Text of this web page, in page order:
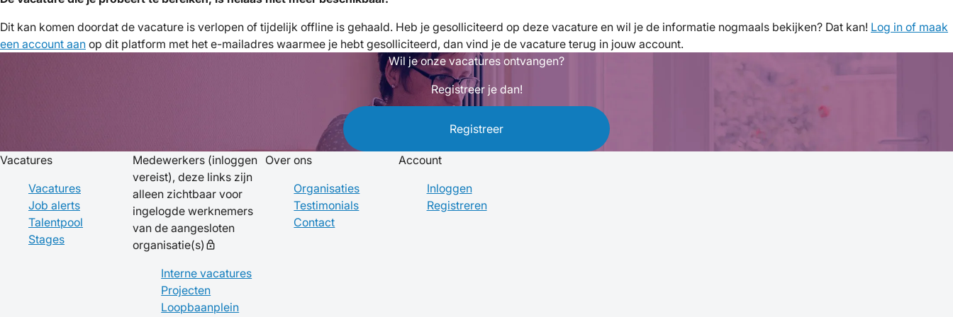
Dit kan komen doordat de vacature is verlopen of tijdelijk offline is gehaald. Heb je gesolliciteerd op deze vacature en wil je de informatie nogmaals bekijken? Dat kan! Log in of maak
een account aan op dit platform met het e-mailadres waarmee je hebt gesolliciteerd, dan vind je de vacature terug in jouw account.
Wil je onze vacatures ontvangen?
Registreer je dan!
Registreer
Vacatures
Vacatures
Job alerts
Talentpool
Stages
Medewerkers (inloggen
vereist), deze links zijn
alleen zichtbaar voor
ingelogde werknemers
van de aangesloten
organisatie(s) lock
Interne vacatures
Projecten
Loopbaanplein
Over ons
Organisaties
Testimonials
Contact
Account
Inloggen
Registreren